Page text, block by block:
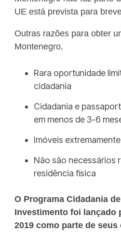
UE está prevista para
Outras razões para obter
Montenegro,
Rara oportunidade
cidadania
Cidadania e
em menos de 3-6
Imóveis
Não são necessários
residência física
O Programa Cidadania
Investimento foi lançado
2019 como parte de